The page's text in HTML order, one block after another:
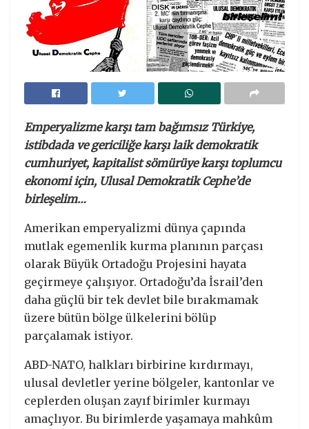
Emperyalizme karşı tam bağımsız Türkiye,
istibdada ve gericiliğe karşı laik demokratik
cumhuriyet, kapitalist sömürüye karşı toplumcu
ekonomi için, Ulusal Demokratik Cephe’de
birleşelim…
Amerikan emperyalizmi dünya çapında
mutlak egemenlik kurma planının parçası
olarak Büyük Ortadoğu Projesini hayata
geçirmeye çalışıyor. Ortadoğu’da İsrail’den
daha güçlü bir tek devlet bile bırakmamak
üzere bütün bölge ülkelerini bölüp
parçalamak istiyor.
ABD-NATO, halkları birbirine kırdırmayı,
ulusal devletler yerine bölgeler, kantonlar ve
ceplerden oluşan zayıf birimler kurmayı
amaçlıyor. Bu birimlerde yaşamaya mahkûm